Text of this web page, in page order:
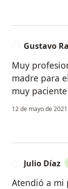
Gustavo
Muy
madre para
muy
12 de mayo de 2021
Julio Díaz
Atendió a mi